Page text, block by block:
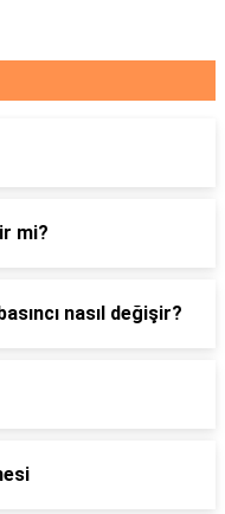
mi?
nasıl değişir?